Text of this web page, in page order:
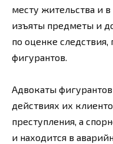
месту жительства и
изъяты предметы и
по оценке
фигурантов.
Адвокаты
действиях их
преступления, а
и находится в